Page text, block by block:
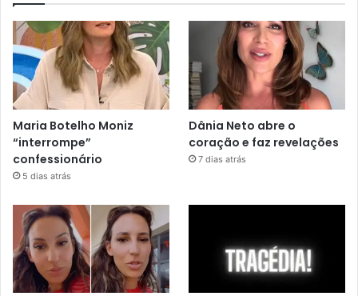
Maria Botelho Moniz
“interrompe”
confessionário
5 dias atrás
Dânia Neto abre o
coração e faz revelações
7 dias atrás